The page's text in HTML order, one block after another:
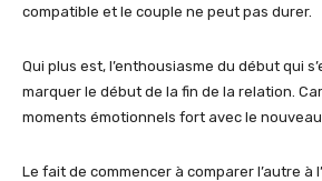
compatible et le couple ne peut pas durer.
Qui plus est, l’enthousiasme du début qui
marquer le début de la fin de la relation.
moments émotionnels fort avec le
Le fait de commencer à comparer l’autre à